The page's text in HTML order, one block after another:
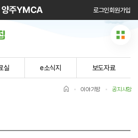
로그인회원가입
실 e소식지 보도자료
이야기방 공지사항